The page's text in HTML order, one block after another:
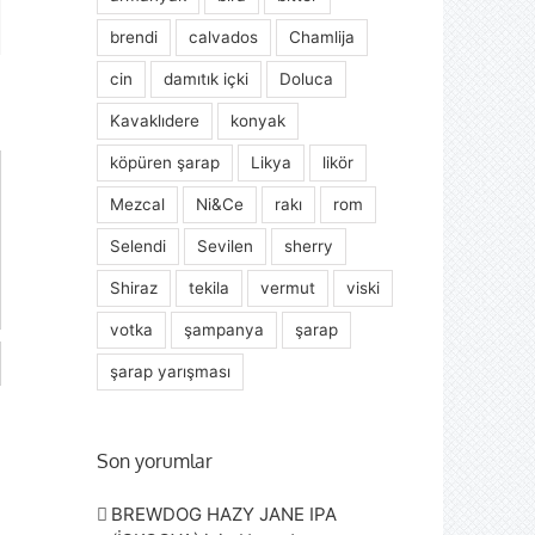
brendi calvados Chamlija
cin damıtık içki Doluca
Kavaklıdere konyak
köpüren şarap Likya likör
Mezcal Ni&Ce rakı rom
Selendi Sevilen sherry
Shiraz tekila vermut viski
votka şampanya şarap
şarap yarışması
Son yorumlar
BREWDOG HAZY JANE IPA